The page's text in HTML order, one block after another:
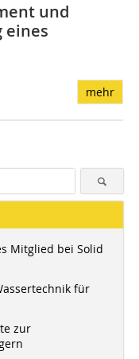
und
eines
mehr
Mitglied bei Solid
für
zur